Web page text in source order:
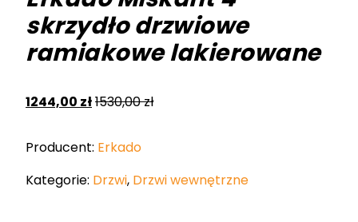
skrzydło drzwiowe
ramiakowe lakierowane
1244,00 zł1530,00zł
Producent: Erkado
Kategorie: Drzwi, Drzwi wewnętrzne